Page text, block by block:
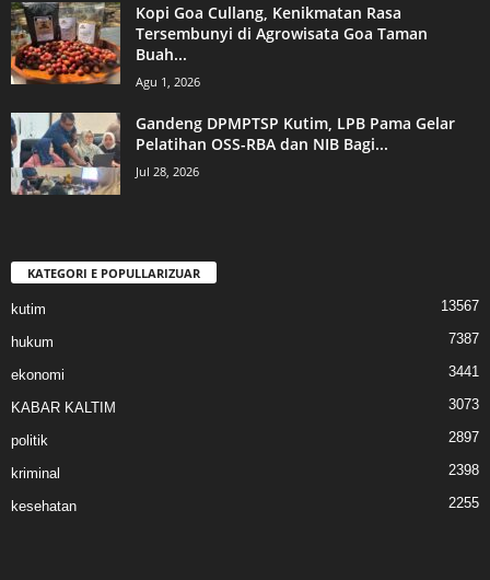
Kopi Goa Cullang, Kenikmatan Rasa
Tersembunyi di Agrowisata Goa Taman
Buah...
Agu 1, 2026
Gandeng DPMPTSP Kutim, LPB Pama Gelar
Pelatihan OSS-RBA dan NIB Bagi...
Jul 28, 2026
KATEGORI E POPULLARIZUAR
kutim 13567
hukum 7387
ekonomi 3441
KABAR KALTIM 3073
politik 2897
kriminal 2398
kesehatan 2255